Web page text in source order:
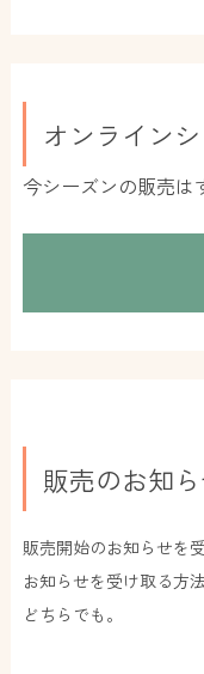
オンライン
今シーズンの販売は
販売のお知
販売開始のお知らせを
お知らせを受け取る方
どちらでも。